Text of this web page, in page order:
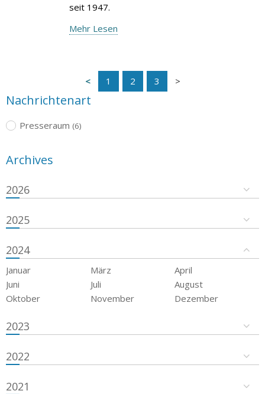
seit 1947.
Mehr Lesen
1 2 3
Nachrichtenart
Presseraum (6)
Archives
2026
2025
2024
Januar März
April
Juni
Juli
August
Oktober
November Dezember
2023
2022
2021